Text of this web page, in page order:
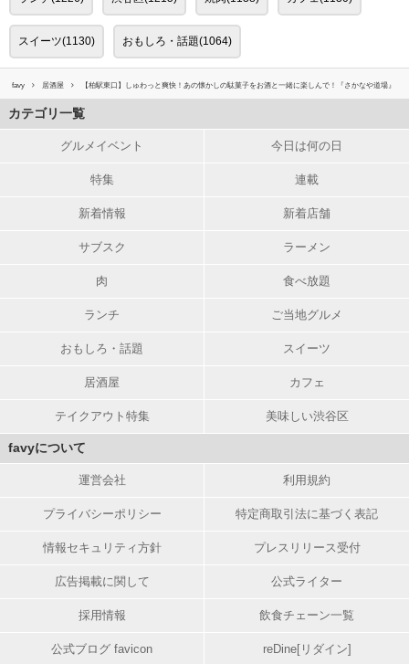
スイーツ(1130) おもしろ・話題(1064)
favy 居酒屋 【柏駅東口】しゅわっと爽快！あの懐かしの駄菓子をお酒と一緒に楽しんで！『さかなや道場』
カテゴリ一覧
グルメイベント 今日は何の日
特集 連載
新着情報 新着店舗
サブスク ラーメン
肉 食べ放題
ランチ ご当地グルメ
おもしろ・話題 スイーツ
居酒屋 カフェ
テイクアウト特集 美味しい渋谷区
favyについて
運営会社 利用規約
プライバシーポリシー 特定商取引法に基づく表記
情報セキュリティ方針 プレスリリース受付
広告掲載に関して 公式ライター
採用情報 飲食チェーン一覧
公式ブログ favicon reDine[リダイン]